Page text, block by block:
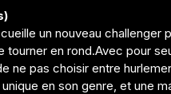
un nouveau challenger
en rond.Avec pour
ne pas choisir entre
en son genre, et une